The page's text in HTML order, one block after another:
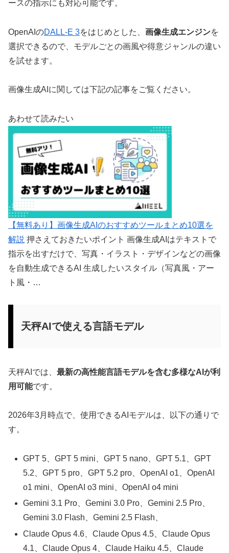
ースの指示にも対応可能です。
OpenAIのDALL-E 3をはじめとした、 画像生成エンジンを
選択できるので、モデルごとの画風や得意ジャンルの違い
を試せます。
画像生成AIに関しては下記の記事をご覧ください。
あわせて読みたい
【無料あり】画像生成AIのおすすめツールまとめ10選を
解説 押さえておきたいポイント 画像生成AIはテキストで
指示を出すだけで、写真・イラスト・デザインなどの画像
を自動生成できるAI 生成したいスタイル（写真風・アー
ト風・…
天秤AIで使える言語モデル
天秤AIでは、 最新の高性能言語モデルを含む多様なAIが利
用可能です。
2026年3月時点で、使用できるAIモデルは、以下の通りで
す。
GPT 5、GPT 5 mini、GPT 5 nano、GPT 5.1、GPT
5.2、GPT 5 pro、GPT 5.2 pro、OpenAI o1、OpenAI
o1 mini、OpenAI o3 mini、OpenAI o4 mini
Gemini 3.1 Pro、Gemini 3.0 Pro、Gemini 2.5 Pro、
Gemini 3.0 Flash、Gemini 2.5 Flash、
Claude Opus 4.6、Claude Opus 4.5、Claude Opus
4.1、Claude Opus 4、Claude Haiku 4.5、Claude